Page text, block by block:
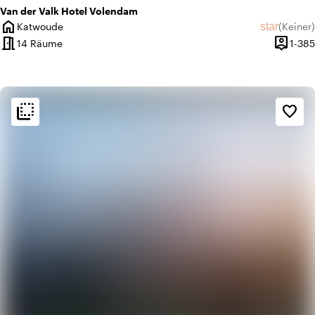
Van der Valk Hotel Volendam
home
Ort
Katwoude star(Keiner)
Keine
meeting_room14 Räume person_pin1-385
flip_to_back favorite_border
flip_to_back Ambiente und Ästhetik